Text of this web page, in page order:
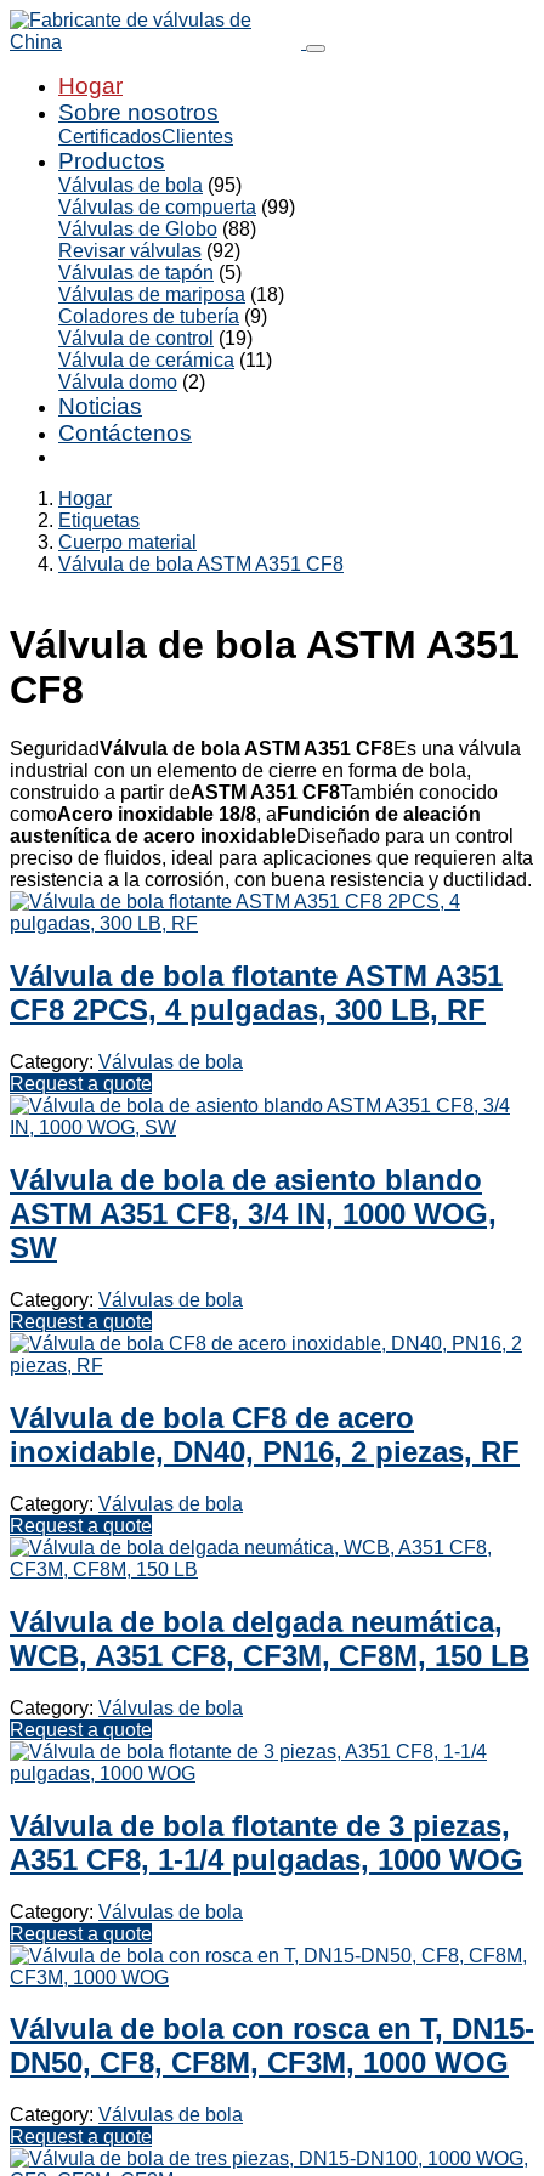
Hogar
Sobre nosotros
CertificadosClientes
Productos
Válvulas de bola (95)
Válvulas de compuerta (99)
Válvulas de Globo (88)
Revisar válvulas (92)
Válvulas de tapón (5)
Válvulas de mariposa (18)
Coladores de tubería (9)
Válvula de control (19)
Válvula de cerámica (11)
Válvula domo (2)
Noticias
Contáctenos
Hogar
Etiquetas
Cuerpo material
Válvula de bola ASTM A351 CF8
Válvula de bola ASTM A351
CF8
SeguridadVálvula de bola ASTM A351 CF8Es una válvula
industrial con un elemento de cierre en forma de bola,
construido a partir deASTM A351 CF8También conocido
comoAcero inoxidable 18/8, aFundición de aleación
austenítica de acero inoxidableDiseñado para un control
preciso de fluidos, ideal para aplicaciones que requieren alta
resistencia a la corrosión, con buena resistencia y ductilidad.
Válvula de bola flotante ASTM A351
CF8 2PCS, 4 pulgadas, 300 LB, RF
Category: Válvulas de bola
Request a quote
Válvula de bola de asiento blando
ASTM A351 CF8, 3/4 IN, 1000 WOG,
SW
Category: Válvulas de bola
Request a quote
Válvula de bola CF8 de acero
inoxidable, DN40, PN16, 2 piezas, RF
Category: Válvulas de bola
Request a quote
Válvula de bola delgada neumática,
WCB, A351 CF8, CF3M, CF8M, 150 LB
Category: Válvulas de bola
Request a quote
Válvula de bola flotante de 3 piezas,
A351 CF8, 1-1/4 pulgadas, 1000 WOG
Category: Válvulas de bola
Request a quote
Válvula de bola con rosca en T, DN15-
DN50, CF8, CF8M, CF3M, 1000 WOG
Category: Válvulas de bola
Request a quote